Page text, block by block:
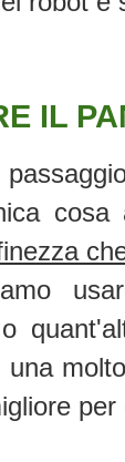
IL
cosa
una